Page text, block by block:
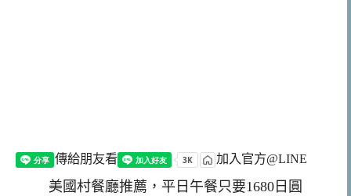
傳給朋友看 加入官方@LINE
美國村餐廳推薦，平日午餐只要1680日圓